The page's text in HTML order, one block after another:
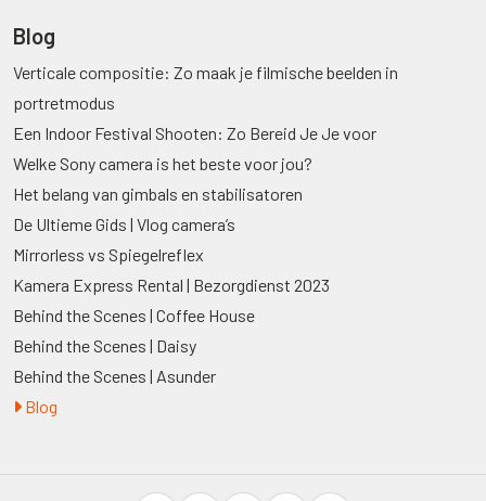
Blog
Verticale compositie: Zo maak je filmische beelden in
portretmodus
Een Indoor Festival Shooten: Zo Bereid Je Je voor
Welke Sony camera is het beste voor jou?
Het belang van gimbals en stabilisatoren
De Ultieme Gids | Vlog camera’s
Mirrorless vs Spiegelreflex
Kamera Express Rental | Bezorgdienst 2023
Behind the Scenes | Coffee House
Behind the Scenes | Daisy
Behind the Scenes | Asunder
Blog